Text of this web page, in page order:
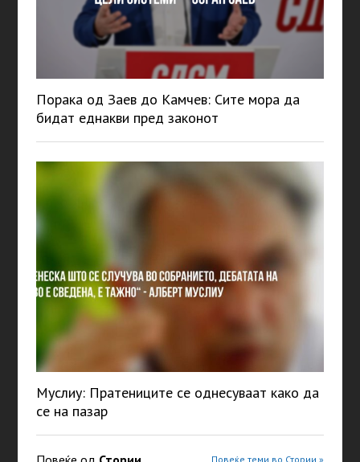
Порака од Заев до Камчев: Сите мора да
бидат еднакви пред законот
Муслиу: Пратениците се однесуваат како да
се на пазар
Повеќе теми во Стории »